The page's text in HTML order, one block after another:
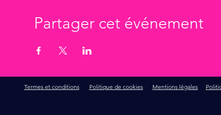
Partager cet événement
Termes et conditions Politique de cookies Mentions légales